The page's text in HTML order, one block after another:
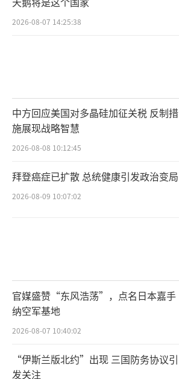
2026-08-07 14:25:38
中方回应美国对多晶硅加征关税 反制措
施展现战略智慧
2026-08-08 10:12:45
拜登癌症已扩散 总统健康引发政治变局
2026-08-09 10:07:02
官媒盛赞“东风浩荡”，点名日本嘉手
纳空军基地
2026-08-07 10:40:02
“伊斯兰版北约”出现 三国防务协议引
发关注